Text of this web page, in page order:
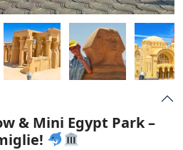
& Mini Egypt Park –